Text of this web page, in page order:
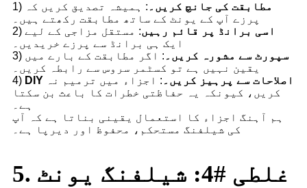
1) مطابقت کی جانچ کریں۔ : ہمیشہ تصدیق کریں کہ
پرزے آپ کے یونٹ کے ساتھ مطابقت رکھتے ہیں۔
2)
اسی برانڈ پر قائم رہیں: مستقل مزاجی کے لیے
ایک ہی برانڈ سے پرزے خریدیں۔
3)
سپورٹ سے مشورہ کریں۔ : اگر مطابقت کے بارے میں
یقین نہیں ہے تو کسٹمر سروس سے رابطہ کریں۔
4)
DIY اصلاحات سے پرہیز کریں۔ : اجزاء میں ترمیم نہ
کریں، کیونکہ یہ حفاظتی خطرات کا باعث بن سکتا
ہے۔
ہم آہنگ اجزاء کا استعمال یقینی بناتا ہے کہ آپ
کی شیلفنگ مستحکم، محفوظ اور دیرپا ہے۔
5. غلطی #4: شیلفنگ یونٹ